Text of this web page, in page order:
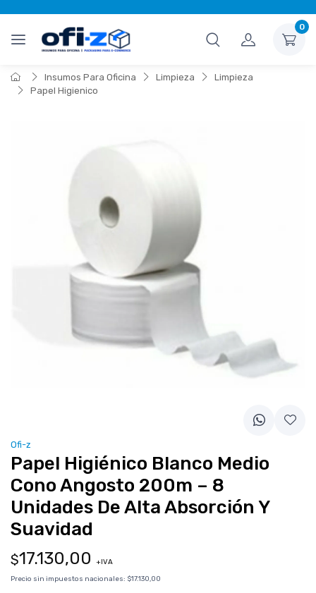
0
Insumos Para Oficina Limpieza
Limpieza
Papel Higienico
Ofi-z
Papel Higiénico Blanco Medio
Cono Angosto 200m – 8
Unidades De Alta Absorción Y
Suavidad
$17.130,00
+IVA
Precio sin impuestos nacionales: $17.130,00